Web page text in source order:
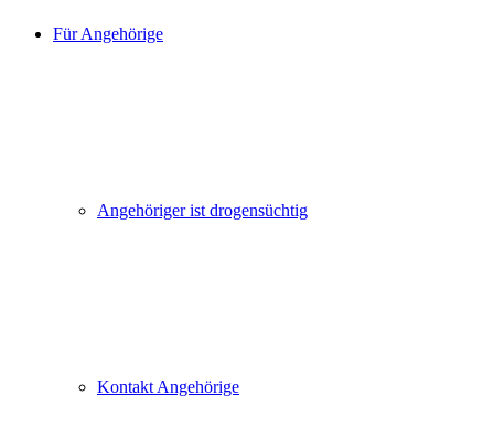
Für Angehörige
Angehöriger ist drogensüchtig
Kontakt Angehörige